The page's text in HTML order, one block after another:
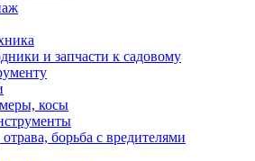
и запчасти к садовому
косы
борьба с вредителями